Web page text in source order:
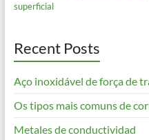
superficial
Recent Posts
Aço inoxidável de força de
Os tipos mais comuns de
Metales de conductividad